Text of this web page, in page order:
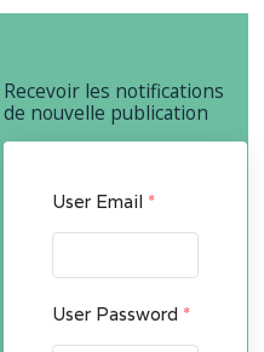
Recevoir les notifications
de nouvelle publication
User Email *
User Password *